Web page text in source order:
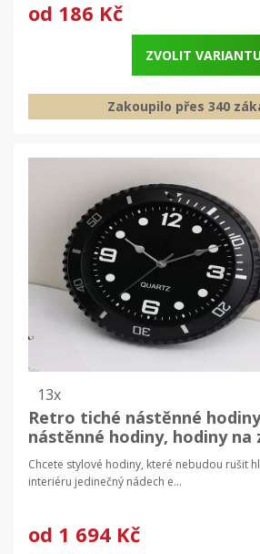
od 186 Kč
ZVOLIT
Zakoupilo přes 340
13x
Retro tiché nástěnné
nástěnné hodiny, hodiny na
Chcete stylové hodiny, které nebudou rušit
interiéru jedinečný nádech e...
od 1 694 Kč